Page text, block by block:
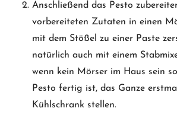
Anschließend das Pesto
vorbereiteten Zutaten in einen
mit dem Stößel zu einer Paste
natürlich auch mit einem
wenn kein Mörser im Haus sein
Pesto fertig ist, das Ganze
Kühlschrank stellen.